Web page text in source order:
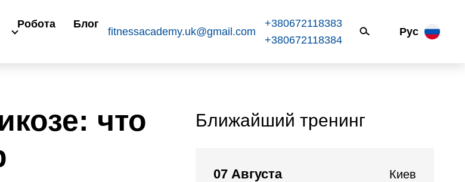
Робота Блог
fitnessacademy.uk@gmail.com
+380672118383
+380672118384
Рус
что
Ближайший тренинг
07 Августа Киев